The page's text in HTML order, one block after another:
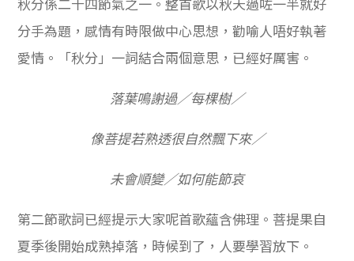
秋分係二十四節氣之一。整首歌以秋天過咗一半就好
分手為題，感情有時限做中心思想，勸喻人唔好執著
愛情。「秋分」一詞結合兩個意思，已經好厲害。
落葉鳴謝過／每棵樹／
像菩提若熟透很自然飄下來／
未會順變／如何能節哀
第二節歌詞已經提示大家呢首歌蘊含佛理。菩提果自
夏季後開始成熟掉落，時候到了，人要學習放下。